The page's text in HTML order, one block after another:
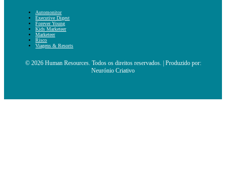
Automonitor
Executive Digest
Forever Young
Kids Marketeer
Marketeer
Risco
Viagens & Resorts
© 2026 Human Resources. Todos os direitos reservados. | Produzido por:
Neurónio Criativo